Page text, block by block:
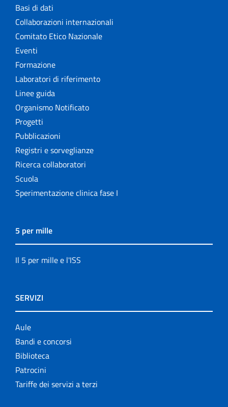
Basi di dati
Collaborazioni internazionali
Comitato Etico Nazionale
Eventi
Formazione
Laboratori di riferimento
Linee guida
Organismo Notificato
Progetti
Pubblicazioni
Registri e sorveglianze
Ricerca collaboratori
Scuola
Sperimentazione clinica fase I
5 per mille
Il 5 per mille e l'ISS
SERVIZI
Aule
Bandi e concorsi
Biblioteca
Patrocini
Tariffe dei servizi a terzi